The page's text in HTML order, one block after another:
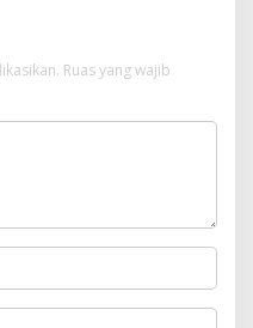
Ruas yang wajib